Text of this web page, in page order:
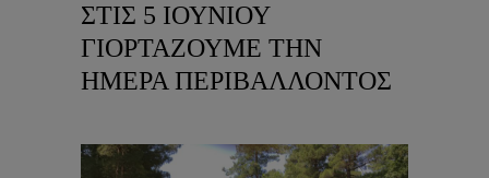
ΣΤΙΣ 5 ΙΟΥΝΙΟΥ
ΓΙΟΡΤΑΖΟΥΜΕ ΤΗΝ
ΗΜΕΡΑ ΠΕΡΙΒΑΛΛΟΝΤΟΣ